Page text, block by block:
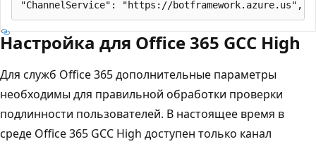
Настройка для Office 365 GCC High
Для служб Office 365 дополнительные параметры
необходимы для правильной обработки проверки
подлинности пользователей. В настоящее время в
среде Office 365 GCC High доступен только канал